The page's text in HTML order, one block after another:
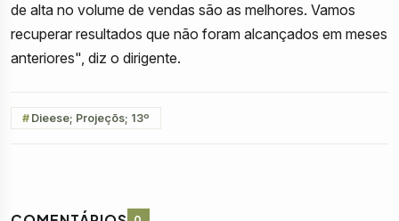
de alta no volume de vendas são as melhores. Vamos
recuperar resultados que não foram alcançados em meses
anteriores", diz o dirigente.
Dieese; Projeçõs; 13º